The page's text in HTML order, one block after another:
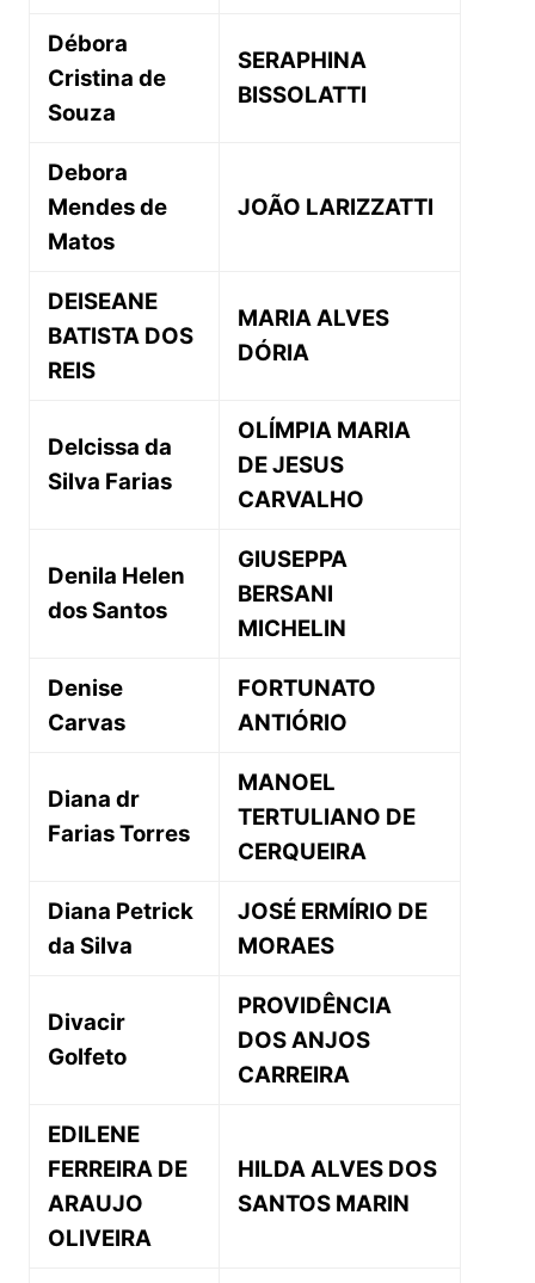
Débora
Cristina de
Souza
SERAPHINA
BISSOLATTI
Debora
Mendes de
Matos
JOÃO LARIZZATTI
DEISEANE
BATISTA DOS
REIS
MARIA ALVES
DÓRIA
Delcissa da
Silva Farias
OLÍMPIA MARIA
DE JESUS
CARVALHO
Denila Helen
dos Santos
GIUSEPPA
BERSANI
MICHELIN
Denise
Carvas
FORTUNATO
ANTIÓRIO
Diana dr
Farias Torres
MANOEL
TERTULIANO DE
CERQUEIRA
Diana Petrick
da Silva
JOSÉ ERMÍRIO DE
MORAES
Divacir
Golfeto
PROVIDÊNCIA
DOS ANJOS
CARREIRA
EDILENE
FERREIRA DE
ARAUJO
OLIVEIRA
HILDA ALVES DOS
SANTOS MARIN